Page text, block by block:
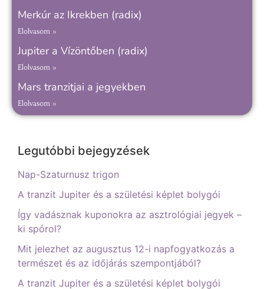
Merkúr az Ikrekben (radix)
Elolvasom »
Jupiter a Vízöntőben (radix)
Elolvasom »
Mars tranzitjai a jegyekben
Elolvasom »
Legutóbbi bejegyzések
Nap-Szaturnusz trigon
A tranzit Jupiter és a születési képlet bolygói
Így vadásznak kuponokra az asztrológiai jegyek –
ki spórol?
Mit jelezhet az augusztus 12-i napfogyatkozás a
természet és az időjárás szempontjából?
A tranzit Jupiter és a születési képlet bolygói